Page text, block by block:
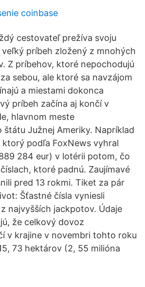
coinbase
cestovateľ prežíva svoju
veľký príbeh zložený z mnohých
Z príbehov, ktoré nepochodujú
sebou, ale ktoré sa navzájom
a miestami dokonca
príbeh začína aj končí v
hlavnom meste
štátu Južnej Ameriky. Napríklad
ktorý podľa FoxNews vyhral
284 eur) v lotérii potom, čo
ktoré padnú. Zaujímavé
pred 13 rokmi. Tiket za pár
Šťastné čísla vyniesli
najvyšších jackpotov. Údaje
že celkový dovoz
v krajine v novembri tohto roku
73 hektárov (2, 55 milióna